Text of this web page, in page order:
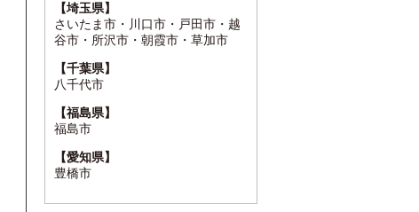
【埼玉県】
さいたま市・川口市・戸田市・越
谷市・所沢市・朝霞市・草加市
【千葉県】
八千代市
【福島県】
福島市
【愛知県】
豊橋市